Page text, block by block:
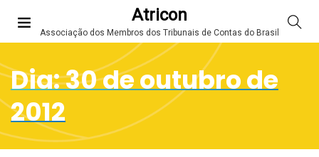
Atricon
Associação dos Membros dos Tribunais de Contas do Brasil
Dia:30 de outubro de
2012